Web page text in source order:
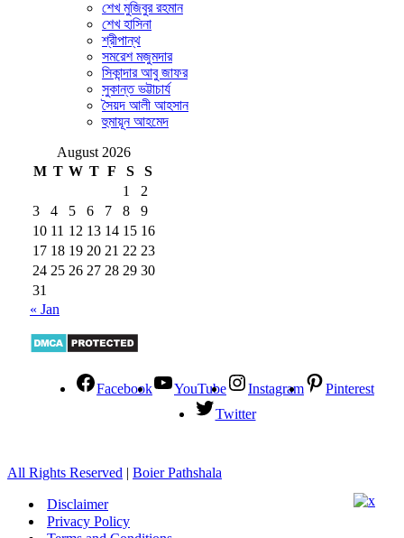
শেখ মুজিবুর রহমান
শেখ হাসিনা
শ্রীপান্থ
সমরেশ মজুমদার
সিকান্দার আবু জাফর
সুকান্ত ভট্টাচার্য
সৈয়দ আলী আহসান
হুমায়ূন আহমেদ
August 2026
M T W T F S
S
1
2
3
4 5 6 7 8
9
10 11 12 13 14 15 16
17 18 19 20 21 22 23
24 25 26 27 28 29 30
31
« Jan
Facebook YouTube Instagram
Pinterest
Twitter
All Rights Reserved | Boier Pathshala
Disclaimer
Privacy Policy